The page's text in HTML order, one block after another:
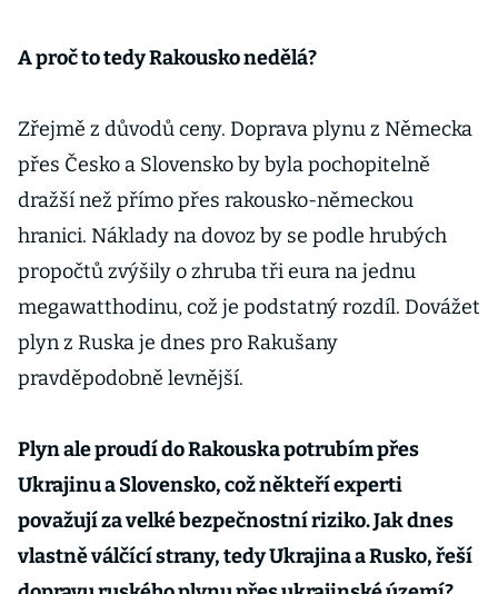
A proč to tedy Rakousko nedělá?
Zřejmě z důvodů ceny. Doprava plynu z Německa
přes Česko a Slovensko by byla pochopitelně
dražší než přímo přes rakousko-německou
hranici. Náklady na dovoz by se podle hrubých
propočtů zvýšily o zhruba tři eura na jednu
megawatthodinu, což je podstatný rozdíl. Dovážet
plyn z Ruska je dnes pro Rakušany
pravděpodobně levnější.
Plyn ale proudí do Rakouska potrubím přes
Ukrajinu a Slovensko, což někteří experti
považují za velké bezpečnostní riziko. Jak dnes
vlastně válčící strany, tedy Ukrajina a Rusko, řeší